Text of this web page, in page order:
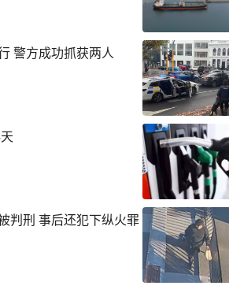
警方成功抓获两人
判刑 事后还犯下纵火罪